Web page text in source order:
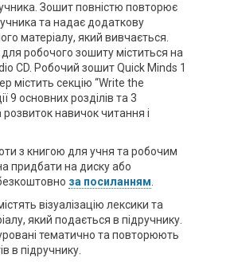
Зошит повністю повторює
та надає додаткову
матеріалу, який вивчається.
для робочого зошиту міститься на
CD. Робочий зошит Quick Minds 1
містить секцію “Write the
9 основних розділів та 3
навичок читання і
з книгою для учня та робочим
придбати на диску або
за посиланням
візуалізацію лексики та
який подається в підручнику.
тематично та повторюють
в підручнику.